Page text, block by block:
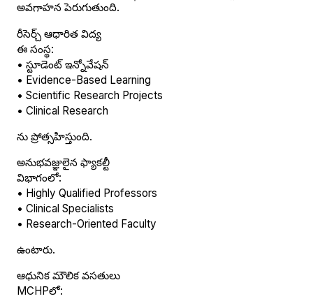
అవగాహన పెరుగుతుంది.
రీసెర్చ్ ఆధారిత విద్య
ఈ సంస్థ:
• స్టూడెంట్ ఇన్నోవేషన్
• Evidence-Based Learning
• Scientific Research Projects
• Clinical Research
ను ప్రోత్సహిస్తుంది.
అనుభవజ్ఞులైన ఫ్యాకల్టీ
విభాగంలో:
• Highly Qualified Professors
• Clinical Specialists
• Research-Oriented Faculty
ఉంటారు.
ఆధునిక మౌలిక వసతులు
MCHPలో: